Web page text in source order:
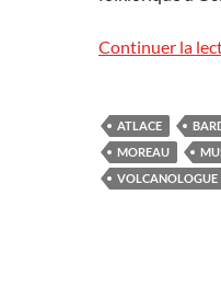
Continuer la
ATLACE
MOREAU
VOLCANOLOGUE